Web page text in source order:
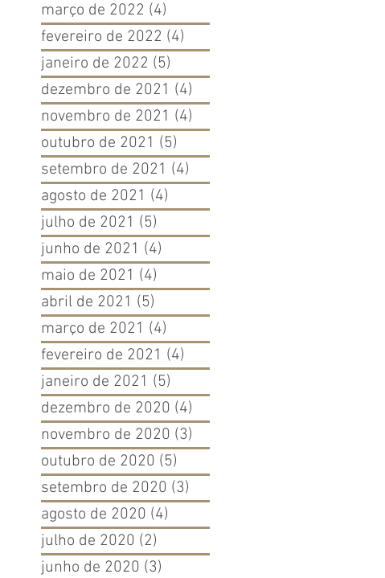
março de 2022 (4)
fevereiro de 2022 (4)
janeiro de 2022 (5)
dezembro de 2021 (4)
novembro de 2021 (4)
outubro de 2021 (5)
setembro de 2021 (4)
agosto de 2021 (4)
julho de 2021 (5)
junho de 2021 (4)
maio de 2021 (4)
abril de 2021 (5)
março de 2021 (4)
fevereiro de 2021 (4)
janeiro de 2021 (5)
dezembro de 2020 (4)
novembro de 2020 (3)
outubro de 2020 (5)
setembro de 2020 (3)
agosto de 2020 (4)
julho de 2020 (2)
junho de 2020 (3)